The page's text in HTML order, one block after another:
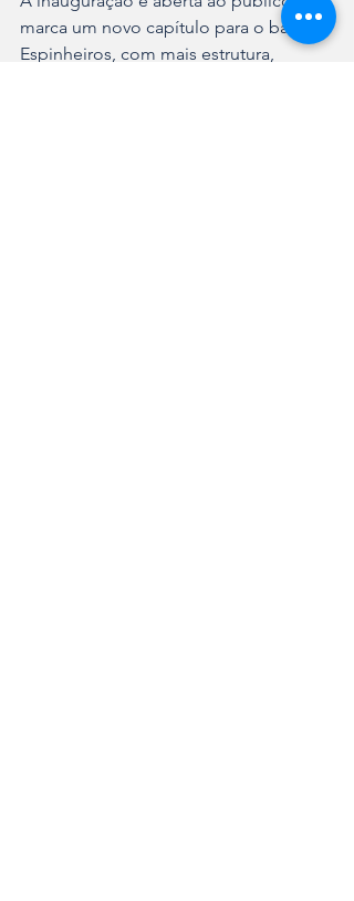
marca um novo capítulo para o bairro
Espinheiros, com mais estrutura,